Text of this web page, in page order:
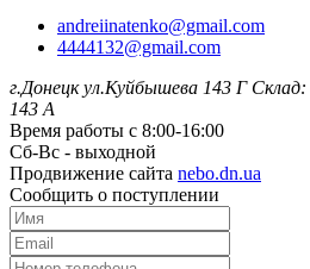
andreiinatenko@gmail.com
4444132@gmail.com
г.Донецк ул.Куйбышева 143 Г
143 А
Время работы с 8:00-16:00
Сб-Вс - выходной
Продвижение сайта nebo.dn.ua
Сообщить о поступлении